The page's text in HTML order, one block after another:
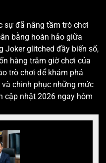
sự đã nâng tầm trò chơi
bằng hoàn hảo giữa
Joker glitched đầy biến số,
hàng trăm giờ chơi của
trò chơi để khám phá
chinh phục những mức
cập nhật 2026 ngay hôm